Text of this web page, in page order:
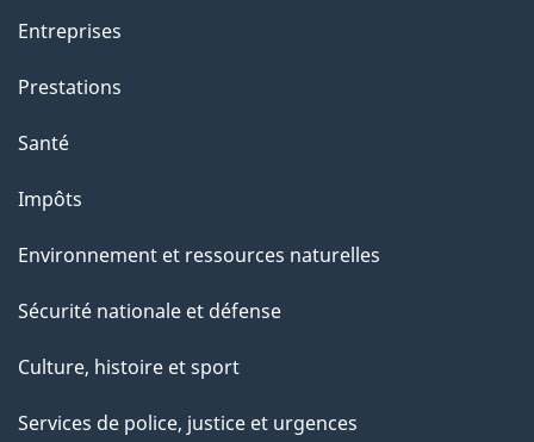
g
"
Entreprises
Prestations
Santé
Impôts
Environnement et ressources naturelles
Sécurité nationale et défense
Culture, histoire et sport
Services de police, justice et urgences